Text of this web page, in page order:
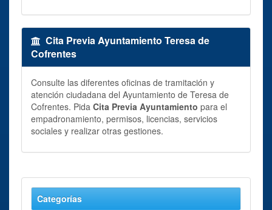
Cita Previa Ayuntamiento Teresa de
Cofrentes
Consulte las diferentes oficinas de tramitación y
atención ciudadana del Ayuntamiento de Teresa de
Cofrentes. Pida Cita Previa Ayuntamiento para el
empadronamiento, permisos, licencias, servicios
sociales y realizar otras gestiones.
Categorías